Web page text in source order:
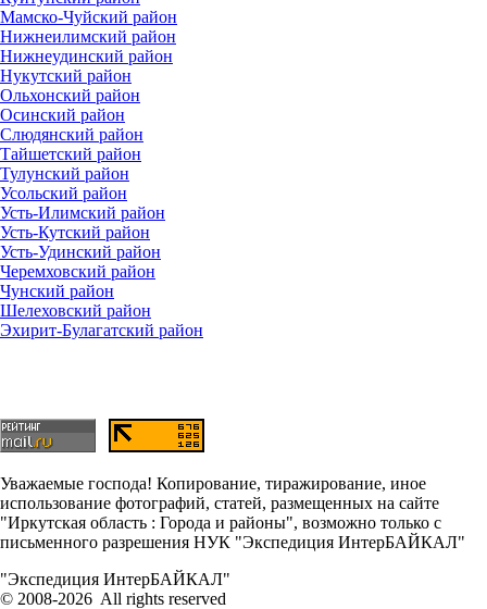
Мамско-Чуйский район
Нижнеилимский район
Нижнеудинский район
Нукутский район
Ольхонский район
Осинский район
Слюдянский район
Тайшетский район
Тулунский район
Усольский район
Усть-Илимский район
Усть-Кутский район
Усть-Удинский район
Черемховский район
Чунский район
Шелеховский район
Эхирит-Булагатский район
Уважаемые господа! Копирование, тиражирование, иное
использование фотографий, статей, размещенных на сайте
"Иркутская область : Города и районы", возможно только с
письменного разрешения НУК "Экспедиция ИнтерБАЙКАЛ"
"Экспедиция ИнтерБАЙКАЛ"
© 2008-2026 All rights reserved